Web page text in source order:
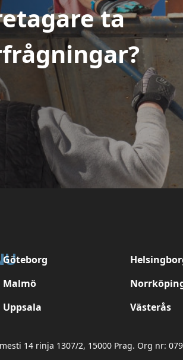
ta
Göteborg
Malmö
Uppsala
Västerås
14 rinja 1307/2, 15000 Prag. Org nr: